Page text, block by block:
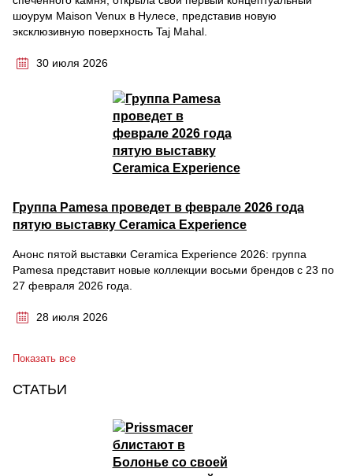
шоурум Maison Venux в Нулесе, представив новую
эксклюзивную поверхность Taj Mahal.
30 июля 2026
Группа Pamesa проведет в феврале 2026 года
пятую выставку Ceramica Experience
Анонс пятой выставки Ceramica Experience 2026: группа
Pamesa представит новые коллекции восьми брендов с 23 по
27 февраля 2026 года.
28 июля 2026
Показать все
СТАТЬИ